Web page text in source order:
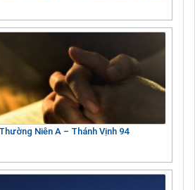
Niên A – Thánh Vịnh 94